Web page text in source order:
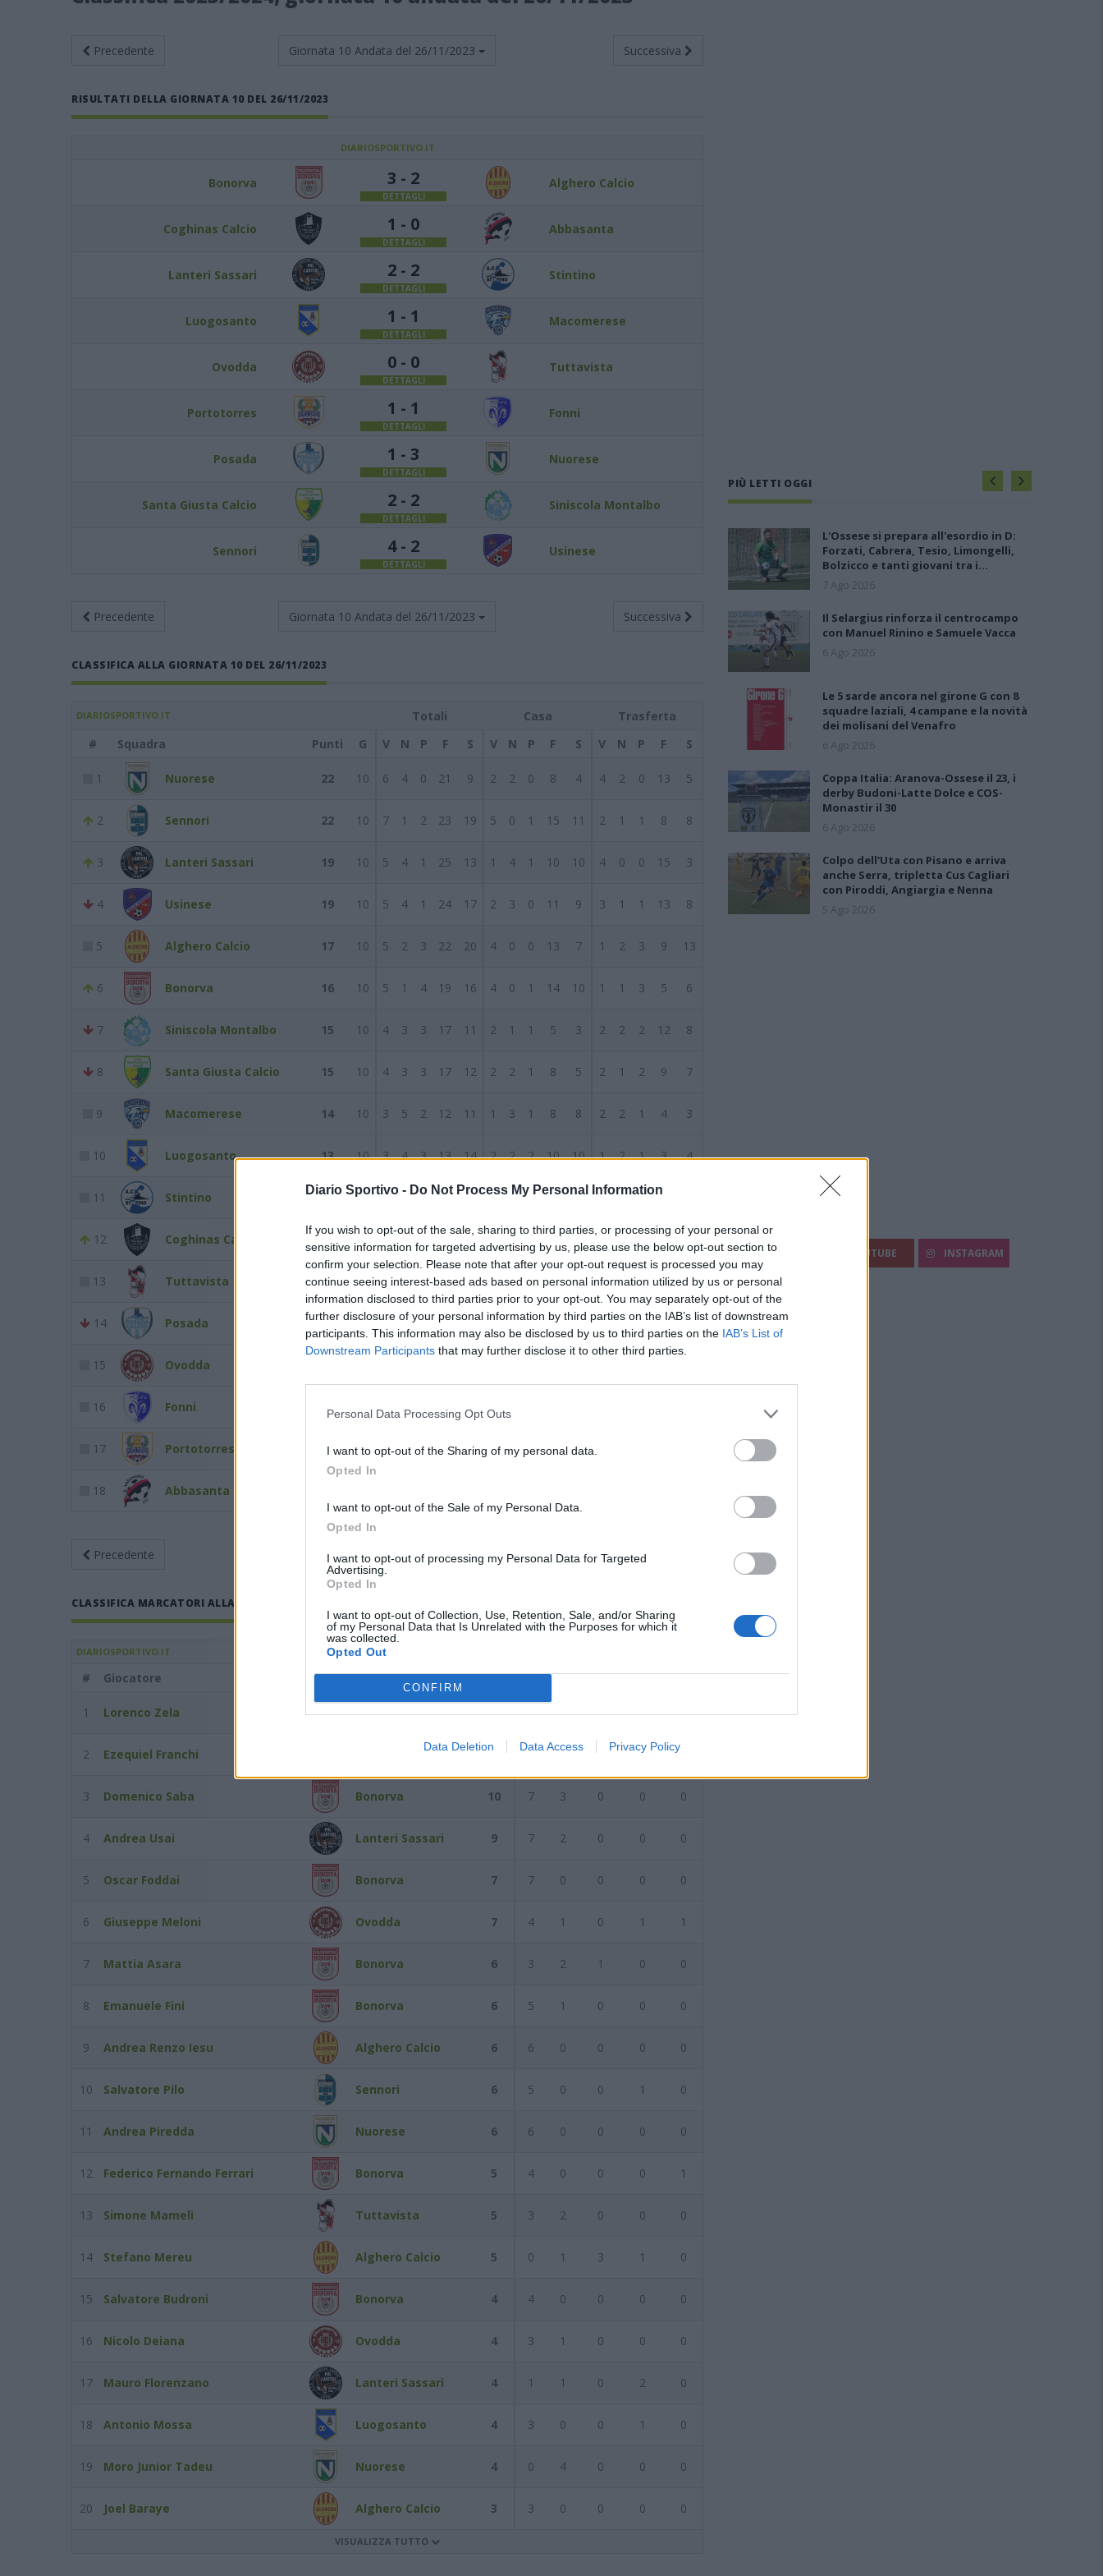
Diario Sportivo - Do Not Process My Personal Information
If you wish to opt-out of the sale, sharing to third parties, or processing of your personal or
sensitive information for targeted advertising by us, please use the below opt-out section to
confirm your selection. Please note that after your opt-out request is processed you may
continue seeing interest-based ads based on personal information utilized by us or personal
information disclosed to third parties prior to your opt-out. You may separately opt-out of the
further disclosure of your personal information by third parties on the IAB’s list of downstream
participants. This information may also be disclosed by us to third parties on the IAB’s List of
Downstream Participants that may further disclose it to other third parties.
Personal Data Processing Opt Outs
I want to opt-out of the Sharing of my personal data.
Opted In
I want to opt-out of the Sale of my Personal Data.
Opted In
I want to opt-out of processing my Personal Data for Targeted
Advertising.
Opted In
I want to opt-out of Collection, Use, Retention, Sale, and/or Sharing
of my Personal Data that Is Unrelated with the Purposes for which it
was collected.
Opted Out
CONFIRM
Data Deletion Data Access Privacy Policy
Precedente Giornata 10 Andata del 26/11/2023 Successiva
RISULTATI DELLA GIORNATA 10 DEL 26/11/2023
DIARIOSPORTIVO.IT
Bonorva 3 - 2
DETTAGLI
Alghero Calcio
Coghinas Calcio 1 - 0
DETTAGLI
Abbasanta
Lanteri Sassari 2 - 2
DETTAGLI
Stintino
Luogosanto 1 - 1
DETTAGLI
Macomerese
Ovodda 0 - 0
DETTAGLI
Tuttavista
Portotorres 1 - 1
DETTAGLI
Fonni
Posada 1 - 3
DETTAGLI
Nuorese
Santa Giusta Calcio 2 - 2
DETTAGLI
Siniscola Montalbo
Sennori 4 - 2
DETTAGLI
Usinese
Precedente Giornata 10 Andata del 26/11/2023 Successiva
CLASSIFICA ALLA GIORNATA 10 DEL 26/11/2023
DIARIOSPORTIVO.IT Totali Casa
Trasferta
#
Squadra Punti G V N P F S V N P F S V N P F S
1 Nuorese 22 10 6 4 0 21 9 2 2 0 8 4 4 2 0 13 5
2 Sennori 22 10 7 1 2 23 19 5 0 1 15 11 2 1 1 8 8
3 Lanteri Sassari 19 10 5 4 1 25 13 1 4 1 10 10 4 0 0 15 3
4 Usinese 19 10 5 4 1 24 17 2 3 0 11 9 3 1 1 13 8
5 Alghero Calcio 17 10 5 2 3 22 20 4 0 0 13 7 1 2 3 9 13
6 Bonorva 16 10 5 1 4 19 16 4 0 1 14 10 1 1 3 5 6
7 Siniscola Montalbo 15 10 4 3 3 17 11 2 1 1 5 3 2 2 2 12 8
8 Santa Giusta Calcio 15 10 4 3 3 17 12 2 2 1 8 5 2 1 2 9 7
9 Macomerese 14 10 3 5 2 12 11 1 3 1 8 8 2 2 1 4 3
10 Luogosanto 13 10 3 4 3 13 14 2 2 2 10 10 1 2 1 3 4
11 Stintino 12 10 3 3 4 21 18 2 1 2 8 6 1 2 2 13
12 Coghinas Calcio 12 10 4 0 6 6 8 1 0 4 1 4 3 0 2 5 4
13 Tuttavista 11 10 2 5 3 12 17 1 3 1 9 10 1 2 2 3 7
14 Posada 11 10 3 2 5 17 25 1 0 4 8 17 2 2 1 9 8
15 Ovodda
16 Fonni 8 1 5 7 16 1
17 Portotorres 6 10 1 3 6 12 20 1 1 3 3 7
18 Abbasanta
Precedente Giornata 10Andata del 26/11/2023 Successiva
CLASSIFICA MARCATORI ALLA GIORNATA 10 DEL 26/11/2023
DIARIOSPORTIVO.IT
# Giocatore Squadra Reti AZ RIG PUN ANG CDF
1 Lorenco Zela Posada 12 7 5 0 0 0
2 Ezequiel Franchi Alghero Calcio 10 6 4 0
3 Domenico Saba Bonorva 10 7 3 0 0 0
4 Andrea Usai Lanteri Sassari 9 7 2 0 0 0
5 Oscar Foddai Bonorva 7 7 0 0 0 0
6 Giuseppe Meloni Ovodda 7 4 1 0 1 1
7 Mattia Asara Bonorva 6 3 2 1 0 0
8 Emanuele Fini Bonorva 6 5 1 0 0 0
9 Andrea Renzo Iesu Alghero Calcio 6 6 0 0 0 0
10 Salvatore Pilo Sennori 6 5 0 0 1 0
11 Andrea Piredda Nuorese 6 6 0 0 0 0
12 Federico Fernando Ferrari Bonorva 5 4 0 0 0 1
13 Simone Mameli Tuttavista 5 3 2 0 0 0
14 Stefano Mereu Alghero Calcio 5 0 1 3 1 0
15 Salvatore Budroni Bonorva 4 4 0 0 0 0
16 Nicolo Deiana Ovodda 4 3 1 0 0 0
17 Mauro Florenzano Lanteri Sassari 4 1 1 0 2 0
18 Antonio Mossa Luogosanto 4 3 0 0 1 0
19 Moro Junior Tadeu Nuorese 4 0 4 0 0 0
20 Joel Baraye Alghero Calcio 3 3 0 0 0 0
VISUALIZZA TUTTO
PIÙ LETTI OGGI
L'Ossese si prepara all'esordio in D:
Forzati, Cabrera, Tesio, Limongelli,
Bolzicco e tanti giovani tra i…
7 Ago 2026
Il Selargius rinforza il centrocampo
con Manuel Rinino e Samuele Vacca
6 Ago 2026
Le 5 sarde ancora nel girone G con 8
squadre laziali, 4 campane e la novità
dei molisani del Venafro
6 Ago 2026
Coppa Italia: Aranova-Ossese il 23, i
derby Budoni-Latte Dolce e COS-
Monastir il 30
6 Ago 2026
Colpo dell'Uta con Pisano e arriva
anche Serra, tripletta Cus Cagliari
con Piroddi, Angiargia e Nenna
5 Ago 2026
Segui Diario Sportivo:
FACEBOOK YOUTUBE INSTAGRAM